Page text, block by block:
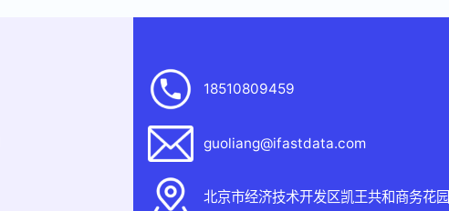
18510809459
guoliang@ifastdata.com
北京市经济技术开发区凯王共和商务花园